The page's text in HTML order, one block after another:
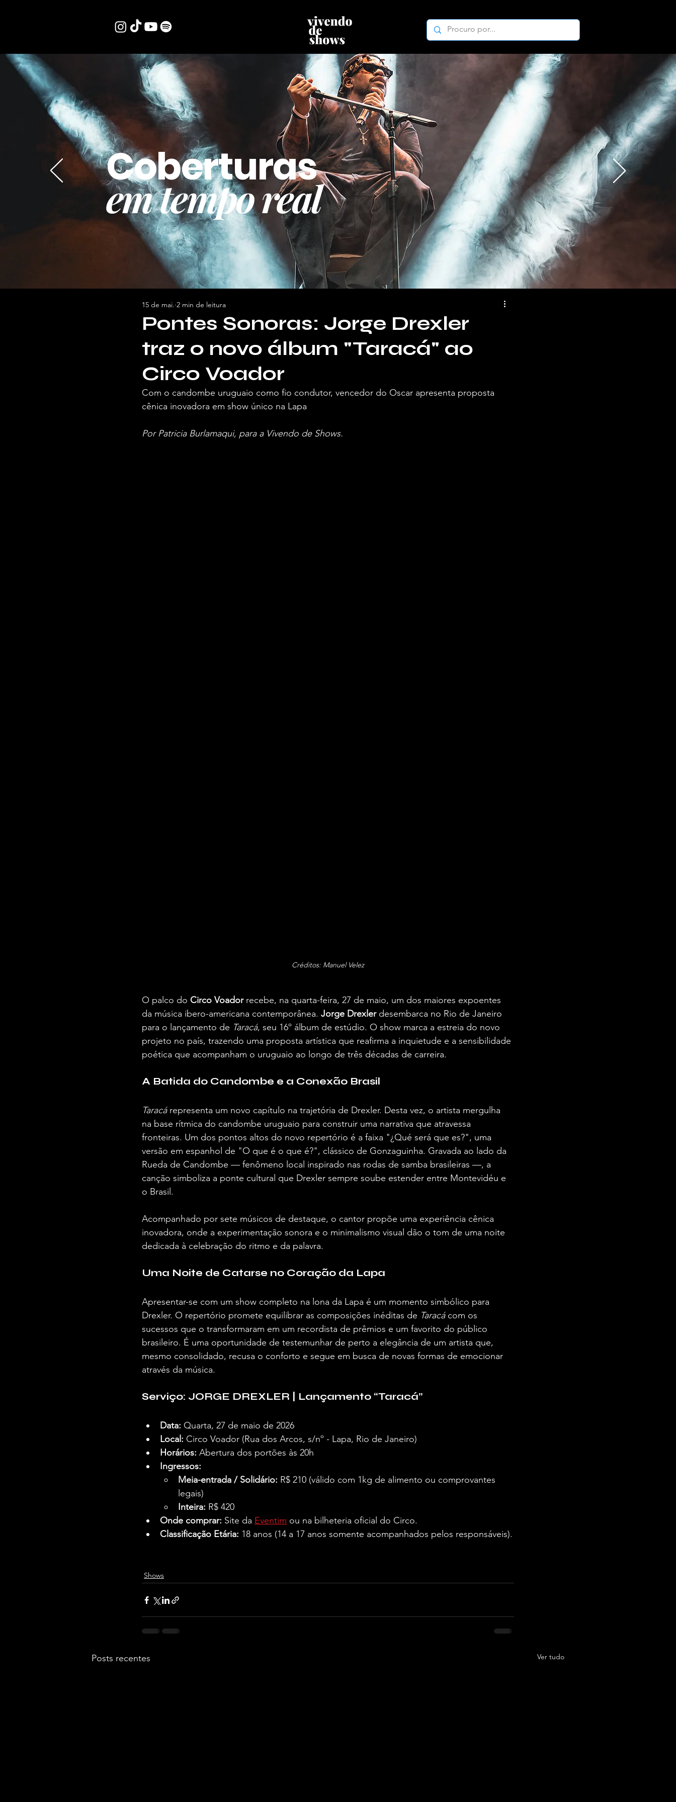
Coberturas
em tempo real
Pontes Sonoras: Jorge Drexler
traz o novo álbum "Taracá" ao
Circo Voador
15 de mai. 2 min de leitura
Com o candombe uruguaio como fio condutor, vencedor do Oscar apresenta proposta
cênica inovadora em show único na Lapa
Por Patricia Burlamaqui, para a Vivendo de Shows.
Créditos: Manuel Velez
O palco do Circo Voador recebe, na quarta-feira, 27 de maio, um dos maiores expoentes
da música ibero-americana contemporânea. Jorge Drexler desembarca no Rio de Janeiro
para o lançamento de Taracá, seu 16º álbum de estúdio. O show marca a estreia do novo
projeto no país, trazendo uma proposta artística que reafirma a inquietude e a sensibilidade
poética que acompanham o uruguaio ao longo de três décadas de carreira.
A Batida do Candombe e a Conexão Brasil
Taracá representa um novo capítulo na trajetória de Drexler. Desta vez, o artista mergulha
na base rítmica do candombe uruguaio para construir uma narrativa que atravessa
fronteiras. Um dos pontos altos do novo repertório é a faixa "¿Qué será que es?", uma
versão em espanhol de "O que é o que é?", clássico de Gonzaguinha. Gravada ao lado da
Rueda de Candombe — fenômeno local inspirado nas rodas de samba brasileiras —, a
canção simboliza a ponte cultural que Drexler sempre soube estender entre Montevidéu e
o Brasil.
Acompanhado por sete músicos de destaque, o cantor propõe uma experiência cênica
inovadora, onde a experimentação sonora e o minimalismo visual dão o tom de uma noite
dedicada à celebração do ritmo e da palavra.
Uma Noite de Catarse no Coração da Lapa
Apresentar-se com um show completo na lona da Lapa é um momento simbólico para
Drexler. O repertório promete equilibrar as composições inéditas de Taracá com os
sucessos que o transformaram em um recordista de prêmios e um favorito do público
brasileiro. É uma oportunidade de testemunhar de perto a elegância de um artista que,
mesmo consolidado, recusa o conforto e segue em busca de novas formas de emocionar
através da música.
Serviço: JORGE DREXLER | Lançamento “Taracá”
Data: Quarta, 27 de maio de 2026
Local: Circo Voador (Rua dos Arcos, s/nº - Lapa, Rio de Janeiro)
Horários: Abertura dos portões às 20h
Ingressos:
Meia-entrada / Solidário: R$ 210 (válido com 1kg de alimento ou comprovantes
legais)
Inteira: R$ 420
Onde comprar: Site da Eventim ou na bilheteria oficial do Circo.
Classificação Etária: 18 anos (14 a 17 anos somente acompanhados pelos responsáveis).
Shows
Posts recentes Ver tudo